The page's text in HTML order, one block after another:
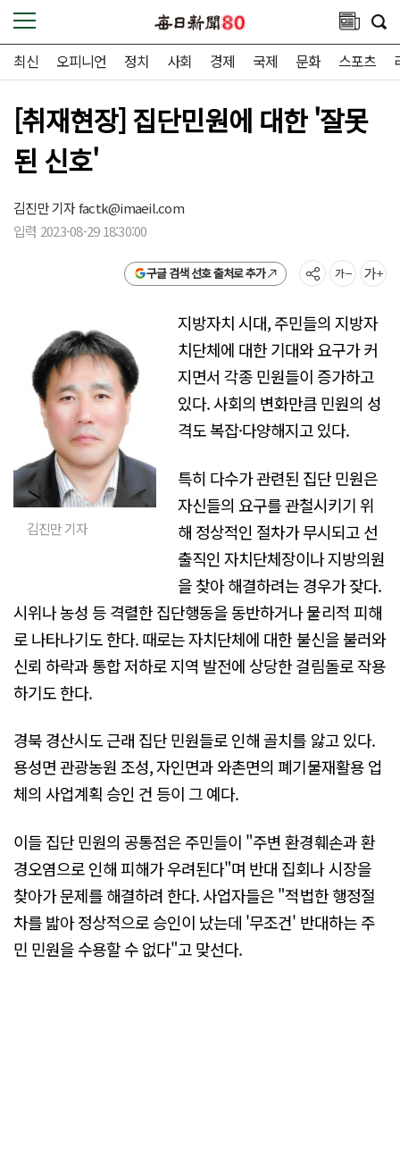
최신 오피니언 정치 사회 경제 국제 문화 스포츠
[취재현장] 집단민원에 대한 '잘못
된 신호'
김진만 기자factk@imaeil.com
입력 2023-08-29 18:30:00
구글 검색 선호 출처로 추가
김진만 기자
지방자치 시대, 주민들의 지방자
치단체에 대한 기대와 요구가 커
지면서 각종 민원들이 증가하고
있다. 사회의 변화만큼 민원의 성
격도 복잡·다양해지고 있다.
특히 다수가 관련된 집단 민원은
자신들의 요구를 관철시키기 위
해 정상적인 절차가 무시되고 선
출직인 자치단체장이나 지방의원
을 찾아 해결하려는 경우가 잦다.
시위나 농성 등 격렬한 집단행동을 동반하거나 물리적 피해
로 나타나기도 한다. 때로는 자치단체에 대한 불신을 불러와
신뢰 하락과 통합 저하로 지역 발전에 상당한 걸림돌로 작용
하기도 한다.
경북 경산시도 근래 집단 민원들로 인해 골치를 앓고 있다.
용성면 관광농원 조성, 자인면과 와촌면의 폐기물재활용 업
체의 사업계획 승인 건 등이 그 예다.
이들 집단 민원의 공통점은 주민들이 "주변 환경훼손과 환
경오염으로 인해 피해가 우려된다"며 반대 집회나 시장을
찾아가 문제를 해결하려 한다. 사업자들은 "적법한 행정절
차를 밟아 정상적으로 승인이 났는데 '무조건' 반대하는 주
민 민원을 수용할 수 없다"고 맞선다.